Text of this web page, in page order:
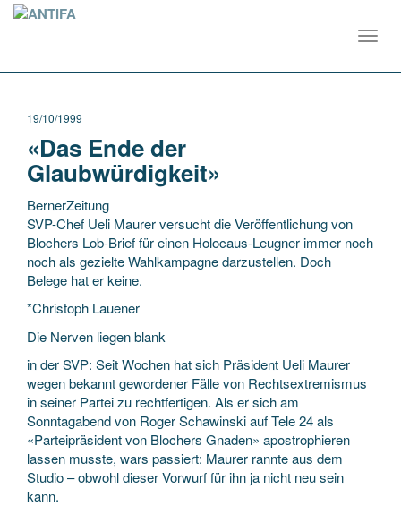
19/10/1999
«Das Ende der
Glaubwürdigkeit»
BernerZeitung
SVP-Chef Ueli Maurer versucht die Veröffentlichung von
Blochers Lob-Brief für einen Holocaus-Leugner immer noch
noch als gezielte Wahlkampagne darzustellen. Doch
Belege hat er keine.
*Christoph Lauener
Die Nerven liegen blank
in der SVP: Seit Wochen hat sich Präsident Ueli Maurer
wegen bekannt gewordener Fälle von Rechtsextremismus
in seiner Partei zu rechtfertigen. Als er sich am
Sonntagabend von Roger Schawinski auf Tele 24 als
«Parteipräsident von Blochers Gnaden» apostrophieren
lassen musste, wars passiert: Maurer rannte aus dem
Studio – obwohl dieser Vorwurf für ihn ja nicht neu sein
kann.